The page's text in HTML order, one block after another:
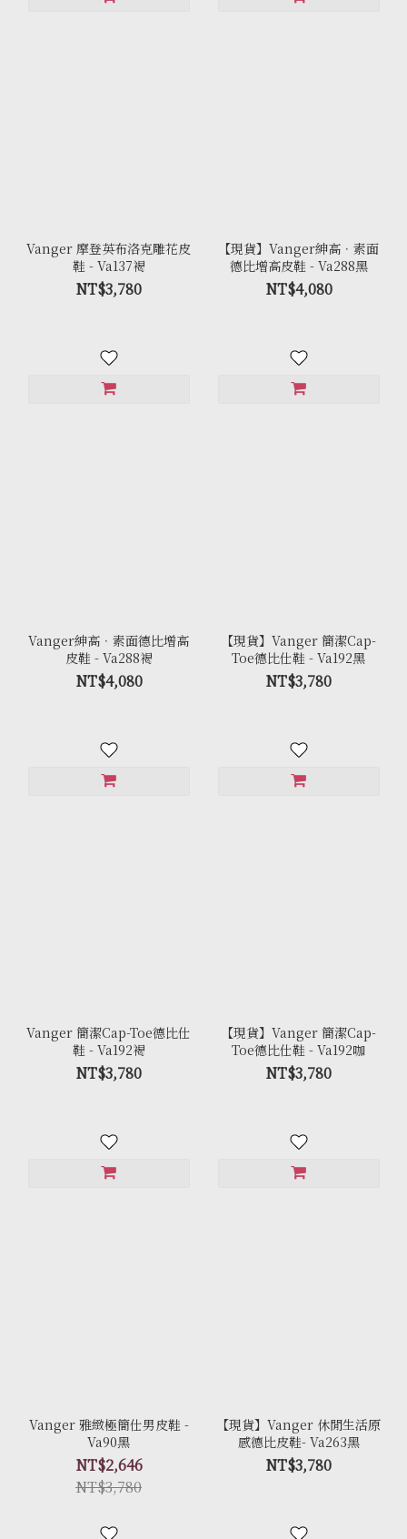
Vanger 摩登英布洛克雕花皮
鞋 - Va137褐
NT$3,780
【現貨】Vanger紳高．素面
德比增高皮鞋 - Va288黑
NT$4,080
Vanger紳高．素面德比增高
皮鞋 - Va288褐
NT$4,080
【現貨】Vanger 簡潔Cap-
Toe德比仕鞋 - Va192黑
NT$3,780
Vanger 簡潔Cap-Toe德比仕
鞋 - Va192褐
NT$3,780
【現貨】Vanger 簡潔Cap-
Toe德比仕鞋 - Va192咖
NT$3,780
Vanger 雅緻極簡仕男皮鞋 -
Va90黑
NT$2,646
NT$3,780
【現貨】Vanger 休閒生活原
感德比皮鞋- Va263黑
NT$3,780